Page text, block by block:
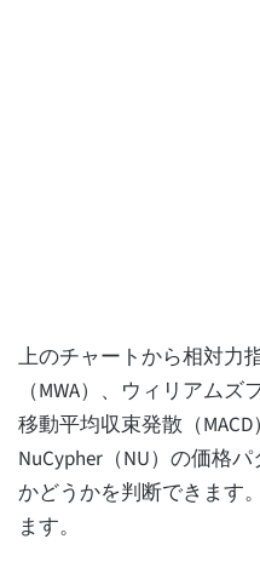
上のチャートから相対力
（MWA）、ウィリアムズ
移動平均収束発散（MACD
NuCypher（NU）の価格
かどうかを判断できます
ます。